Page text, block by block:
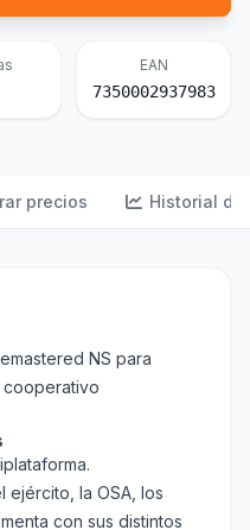
EAN
7350002937983
precios Historial de
NS para
cooperativo
ejército, la OSA, los
con sus distintos